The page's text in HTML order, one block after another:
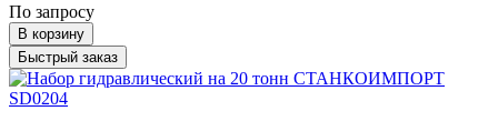
По запросу
В корзину
Быстрый заказ